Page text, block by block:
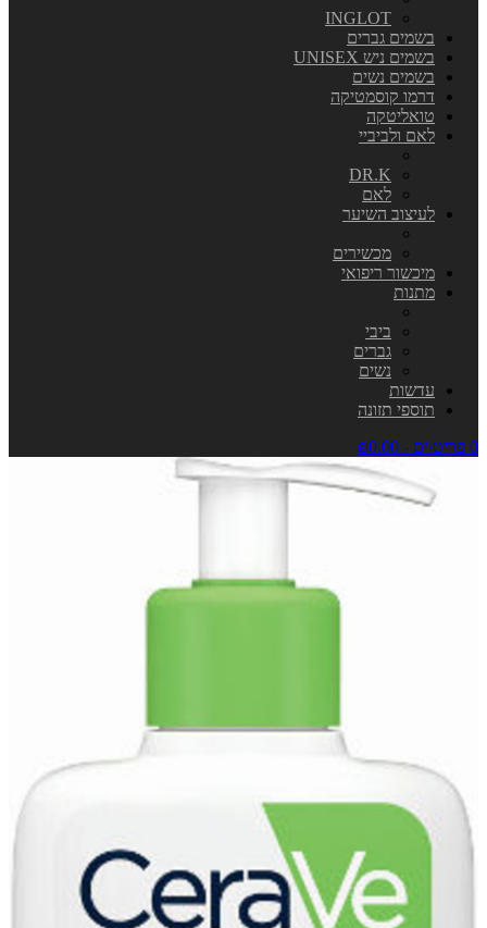
INGLOT
בשמים גברים
בשמים ניש UNISEX
בשמים נשים
דרמו קוסמטיקה
טואליטקה
לאם ולביביי
DR.K
לאם
לעיצוב השיער
מכשירים
מיכשור ריפואי
מתנות
ביבי
גברים
נשים
עדשות
תוספי תזונה
0 פריט\ים - ₪0.00